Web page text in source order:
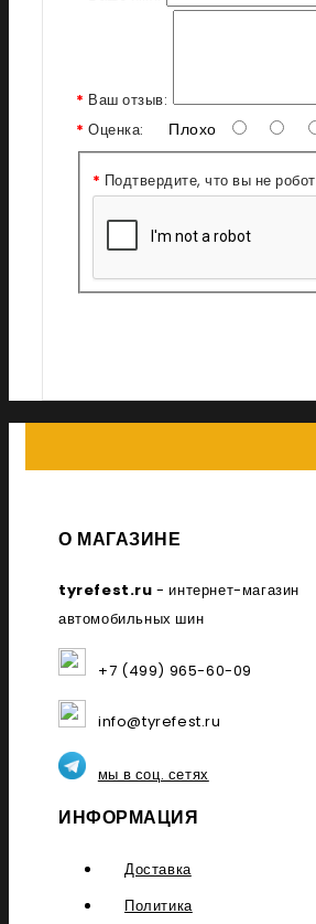
Ваш отзыв:
Оценка:
Плохо
Подтвердите, что вы не робот
О МАГАЗИНЕ
tyrefest.ru - интернет-магазин
автомобильных шин
+7 (499) 965-60-09
info@tyrefest.ru
мы в соц. сетях
ИНФОРМАЦИЯ
Доставка
Политика